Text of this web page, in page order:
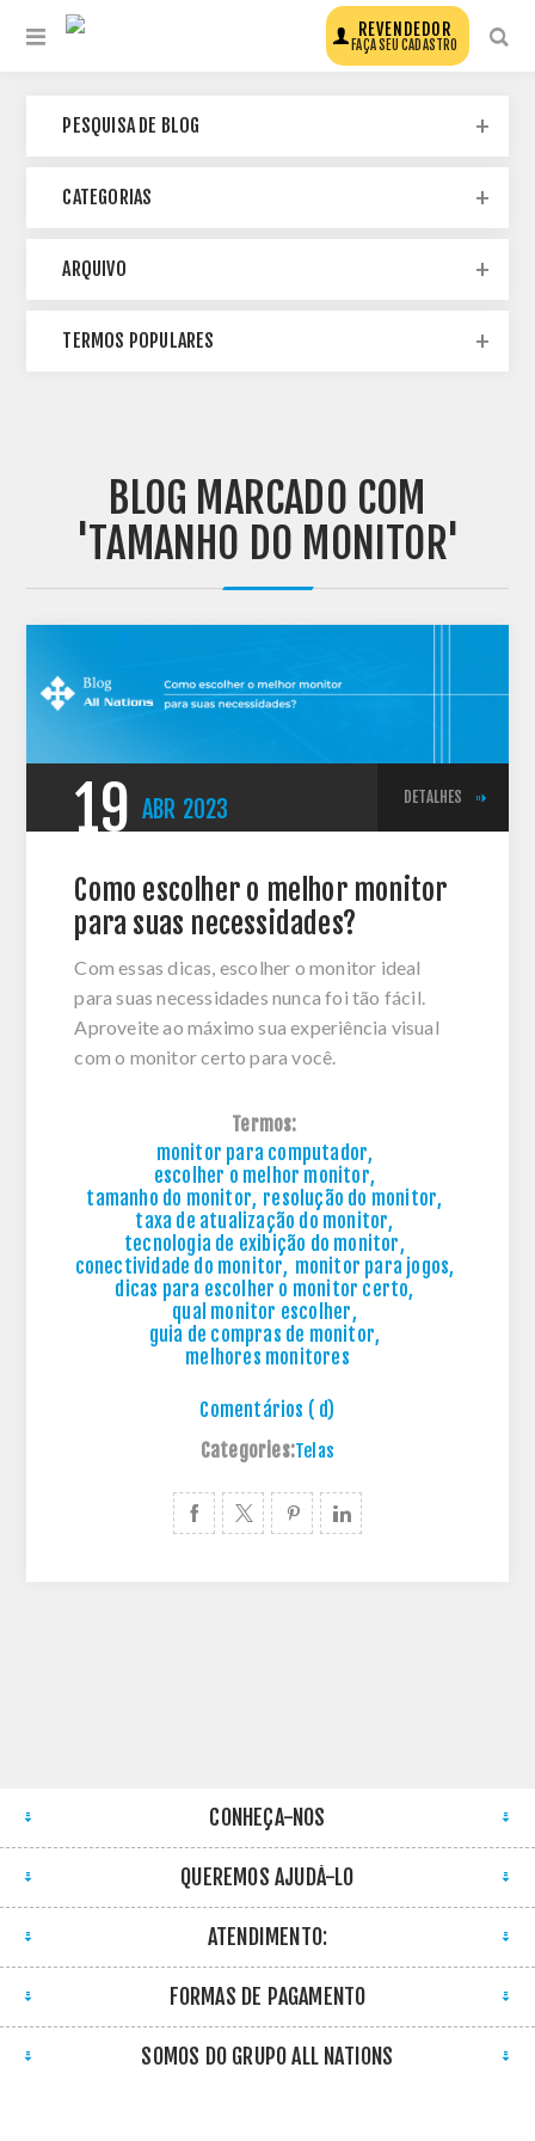
REVENDEDOR
FAÇA SEU CADASTRO
BLOG MARCADO COM
'TAMANHO DO MONITOR'
19 ABR 2023 DETALHES
Como escolher o melhor monitor
para suas necessidades?
Com essas dicas, escolher o monitor ideal
para suas necessidades nunca foi tão fácil.
Aproveite ao máximo sua experiência visual
com o monitor certo para você.
Termos:
monitor para computador,
escolher o melhor monitor,
tamanho do monitor, resolução do monitor,
taxa de atualização do monitor,
tecnologia de exibição do monitor,
conectividade do monitor, monitor para jogos,
dicas para escolher o monitor certo,
qual monitor escolher,
guia de compras de monitor,
melhores monitores
Comentários ( d)
Categories:Telas
PESQUISA DE BLOG
CATEGORIAS
ARQUIVO
TERMOS POPULARES
CONHEÇA-NOS
QUEREMOS AJUDÁ-LO
ATENDIMENTO:
FORMAS DE PAGAMENTO
SOMOS DO GRUPO ALL NATIONS